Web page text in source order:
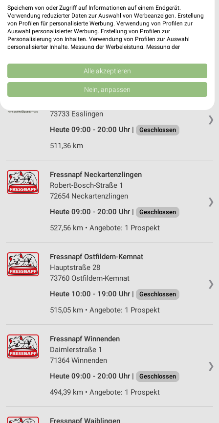
Fressnapf Metzingen
Stuttgarter Straße 54
72555 Metzingen
Heute 09:00 - 20:00 Uhr | Geschlossen
529,75 km • Angebote: 1 Prospekt
❯
Kölle Zoo Esslingen
73733 Esslingen
Heute 09:00 - 20:00 Uhr |
Geschlossen
511,36 km
❯
Fressnapf Neckartenzlingen
Robert-Bosch-Straße 1
72654 Neckartenzlingen
Heute 09:00 - 20:00 Uhr |
Geschlossen
527,56 km • Angebote: 1 Prospekt
❯
Fressnapf Ostfildern-Kemnat
Hauptstraße 28
73760 Ostfildern-Kemnat
Heute 10:00 - 19:00 Uhr |
Geschlossen
515,05 km • Angebote: 1 Prospekt
❯
Fressnapf Winnenden
Daimlerstraße 1
71364 Winnenden
Heute 09:00 - 20:00 Uhr |
Geschlossen
494,39 km • Angebote: 1 Prospekt
Speichern von oder Zugriff auf Informationen auf einem Endgerät.
Verwendung reduzierter Daten zur Auswahl von Werbeanzeigen. Erstellung
von Profilen für personalisierte Werbung. Verwendung von Profilen zur
Auswahl personalisierter Werbung. Erstellung von Profilen zur
Personalisierung von Inhalten. Verwendung von Profilen zur Auswahl
personalisierter Inhalte. Messung der Werbeleistung. Messung der
Kombinationen von Daten aus verschiedenen Quellen. Entwicklung und
Verbesserung der Angebote. Verwendung reduzierter Daten zur Auswahl
von Inhalten.
Daten können außerhalb der Europäischen Union weitergegeben und in die
USA gesendet werden.
Website/App.
Partnerliste anzeigen (1 IAB-Anbieter)
IAB-Verarbeitungszwecke:
auf einem Endgerät
Verwendung reduzierter Daten zur Auswahl von
personalisierter Werbung
Erstellung von Profilen zur Personalisierung
Verwendung von Profilen zur Auswahl
personalisierter Inhalte
Messung der Werbeleistung
Messung der Performance von Inhalten
Analyse von Zielgruppen durch Statistiken oder
Kombinationen von Daten aus verschiedenen
Alle akzeptieren
Nein, anpassen